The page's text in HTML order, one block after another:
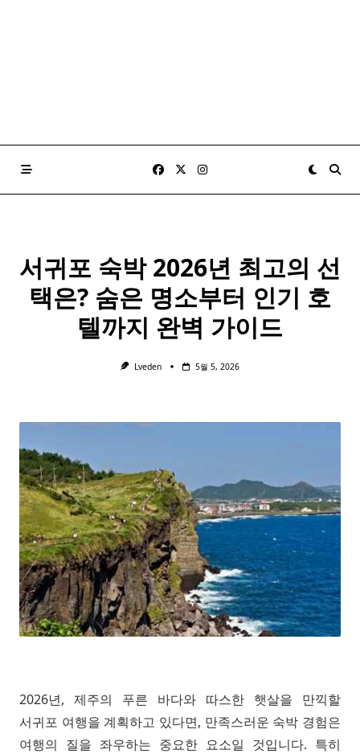
서귀포 숙박 2026년 최고의 선
택은? 숨은 명소부터 인기 호
텔까지 완벽 가이드
Lveden 5월 5, 2026
2026년, 제주의 푸른 바다와 따스한 햇살을 만끽할
서귀포 여행을 계획하고 있다면, 만족스러운 숙박 경험은
여행의 질을 좌우하는 중요한 요소일 것입니다. 특히